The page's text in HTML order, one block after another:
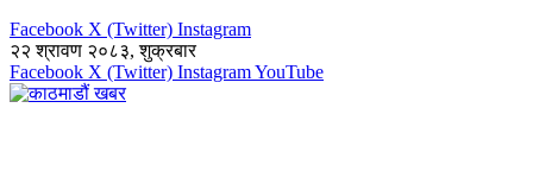
Facebook X (Twitter) Instagram
२२ श्रावण २०८३, शुक्रबार
Facebook X (Twitter) InstagramYouTube